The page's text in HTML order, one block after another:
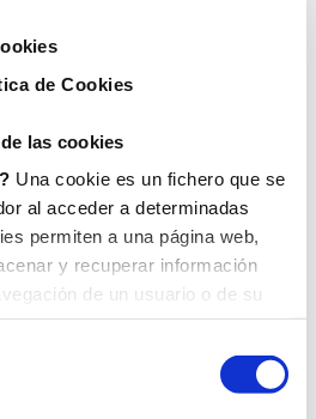
de Cookies
las cookies
Una cookie es un fichero que se
al acceder a determinadas
permiten a una página web,
y recuperar información
de un usuario o de su
la información que contengan y
su equipo, pueden utilizarse